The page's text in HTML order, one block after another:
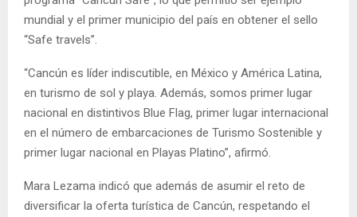
mundial y el primer municipio del país en obtener el sello
“Safe travels”.
“Cancún es líder indiscutible, en México y América Latina,
en turismo de sol y playa. Además, somos primer lugar
nacional en distintivos Blue Flag, primer lugar internacional
en el número de embarcaciones de Turismo Sostenible y
primer lugar nacional en Playas Platino”, afirmó.
Mara Lezama indicó que además de asumir el reto de
diversificar la oferta turística de Cancún, respetando el